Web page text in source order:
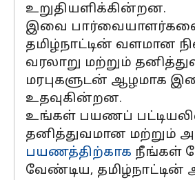
உறுதியளிக்கின்றன.
இவை
தமிழ்நாட்டின் வளமான
வரலாறு மற்றும்
மரபுகளுடன் ஆழமாக
உதவுகின்றன.
உங்கள் பயணப்
தனித்துவமான மற்றும்
பயணத்திற்காக நீங்கள்
வேண்டிய, தமிழ்நாட்டின்